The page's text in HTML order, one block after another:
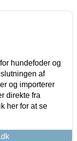
hundefoder og
af
og importerer
direkte fra
her for at se